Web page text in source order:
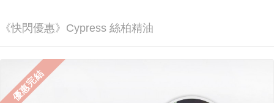
《快閃優惠》Cypress 絲柏精油
優惠完結